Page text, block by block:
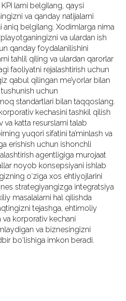
larni belgilang, qaysi
va qanday natijalarni
aniq belgilang. Xodimlarga nima
va ulardan ish
qanday foydalanilishini
tahlil qiling va ulardan qarorlar
faoliyatni rejalashtirish uchun
qabul qilingan me’yorlar bilan
uchun
standartlari bilan taqqoslang.
kechasini tashkil qilish
katta resurslarni talab
yuqori sifatini ta’minlash va
erishish uchun ishonchli
agentligiga murojaat
noyob konsepsiyani ishlab
o‘ziga xos ehtiyojlarini
strategiyangizga integratsiya
masalalarni hal qilishda
tejashga, ehtimoliy
korporativ kechani
va biznesingizni
bo‘lishiga imkon beradi.